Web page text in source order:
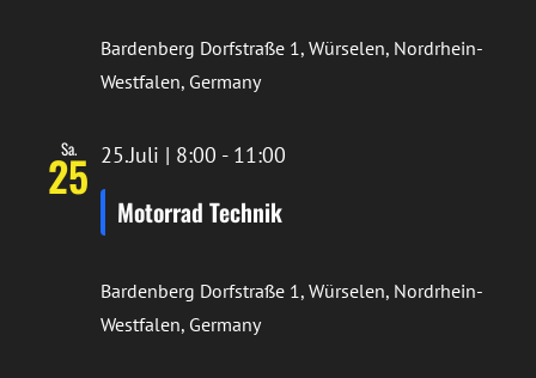
Bardenberg Dorfstraße 1, Würselen, Nordrhein-
Westfalen, Germany
Sa.
25
Motorrad Technik
25.Juli | 8:00 - 11:00
Bardenberg Dorfstraße 1, Würselen, Nordrhein-
Westfalen, Germany